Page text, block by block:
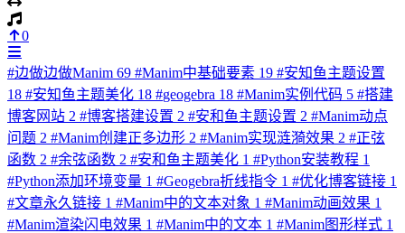
0
#边做边做Manim 69 #Manim中基础要素 19 #安知鱼主题设置
18 #安知鱼主题美化 18 #geogebra 18 #Manim实例代码 5 #搭建
博客网站 2 #博客搭建设置 2 #安和鱼主题设置 2 #Manim动点
问题 2 #Manim创建正多边形 2 #Manim实现涟漪效果 2 #正弦
函数 2 #余弦函数 2 #安和鱼主题美化 1 #Python安装教程 1
#Python添加环境变量 1 #Geogebra折线指令 1 #优化博客链接 1
#文章永久链接 1 #Manim中的文本对象 1 #Manim动画效果 1
#Manim渲染闪电效果 1 #Manim中的文本 1 #Manim图形样式 1